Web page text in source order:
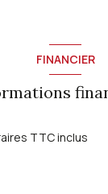
FINANCIER
TTC inclus